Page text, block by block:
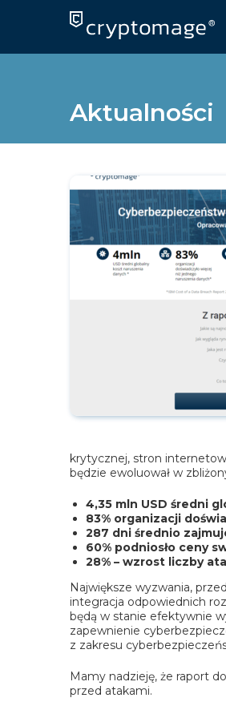
Aktualności
krytycznej, stron
będzie ewoluował w
4,35 mln USD średni
83% organizacji
287 dni średnio
60% podniosło ceny
28% – wzrost liczby
Największe wyzwania,
integracja odpowiednich
będą w stanie efektywnie
zapewnienie
z zakresu
Mamy nadzieję, że raport
przed atakami.